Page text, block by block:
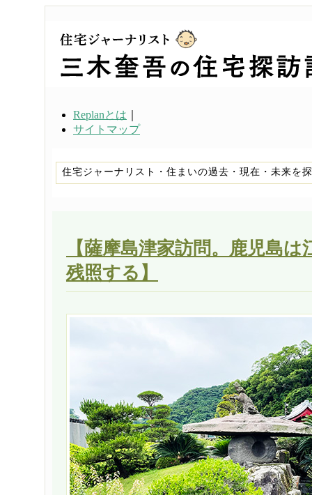
Replanとは
サイトマップ
住宅ジャーナリスト・住まいの過去・現在・未来を
【薩摩島津家訪問。鹿児島
残照する】